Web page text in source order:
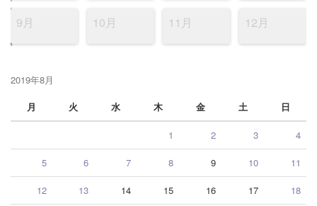
9月 10月 11月 12月
2019年8月
月
火 水 木 金 土 日
1 2 3 4
5 6 7 8 9 10 11
12 13 14 15 16 17 18